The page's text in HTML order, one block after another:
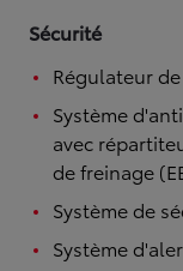
Sécurité
Régulateur
Système
avec
de freinage
Système de
Système